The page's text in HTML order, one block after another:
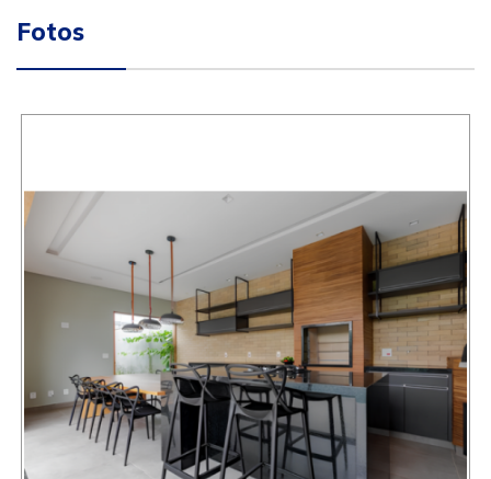
Fotos